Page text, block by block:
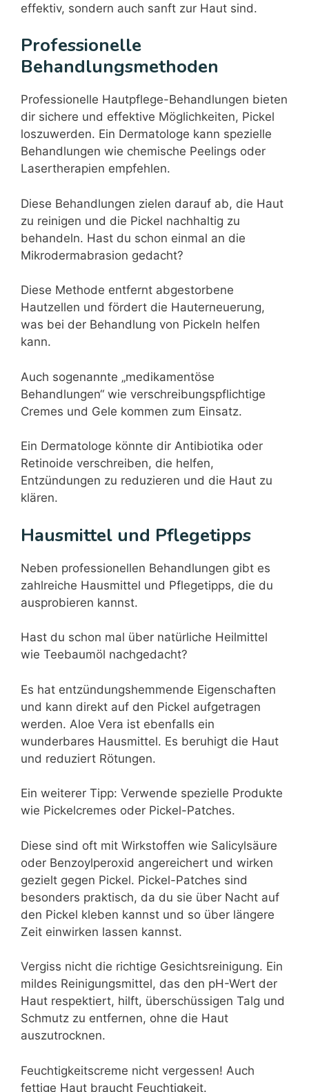
effektiv, sondern auch sanft zur Haut sind.
Professionelle
Behandlungsmethoden
Professionelle Hautpflege-Behandlungen bieten
dir sichere und effektive Möglichkeiten, Pickel
loszuwerden. Ein Dermatologe kann spezielle
Behandlungen wie chemische Peelings oder
Lasertherapien empfehlen.
Diese Behandlungen zielen darauf ab, die Haut
zu reinigen und die Pickel nachhaltig zu
behandeln. Hast du schon einmal an die
Mikrodermabrasion gedacht?
Diese Methode entfernt abgestorbene
Hautzellen und fördert die Hauterneuerung,
was bei der Behandlung von Pickeln helfen
kann.
Auch sogenannte „medikamentöse
Behandlungen“ wie verschreibungspflichtige
Cremes und Gele kommen zum Einsatz.
Ein Dermatologe könnte dir Antibiotika oder
Retinoide verschreiben, die helfen,
Entzündungen zu reduzieren und die Haut zu
klären.
Hausmittel und Pflegetipps
Neben professionellen Behandlungen gibt es
zahlreiche Hausmittel und Pflegetipps, die du
ausprobieren kannst.
Hast du schon mal über natürliche Heilmittel
wie Teebaumöl nachgedacht?
Es hat entzündungshemmende Eigenschaften
und kann direkt auf den Pickel aufgetragen
werden. Aloe Vera ist ebenfalls ein
wunderbares Hausmittel. Es beruhigt die Haut
und reduziert Rötungen.
Ein weiterer Tipp: Verwende spezielle Produkte
wie Pickelcremes oder Pickel-Patches.
Diese sind oft mit Wirkstoffen wie Salicylsäure
oder Benzoylperoxid angereichert und wirken
gezielt gegen Pickel. Pickel-Patches sind
besonders praktisch, da du sie über Nacht auf
den Pickel kleben kannst und so über längere
Zeit einwirken lassen kannst.
Vergiss nicht die richtige Gesichtsreinigung. Ein
mildes Reinigungsmittel, das den pH-Wert der
Haut respektiert, hilft, überschüssigen Talg und
Schmutz zu entfernen, ohne die Haut
auszutrocknen.
Feuchtigkeitscreme nicht vergessen! Auch
fettige Haut braucht Feuchtigkeit.